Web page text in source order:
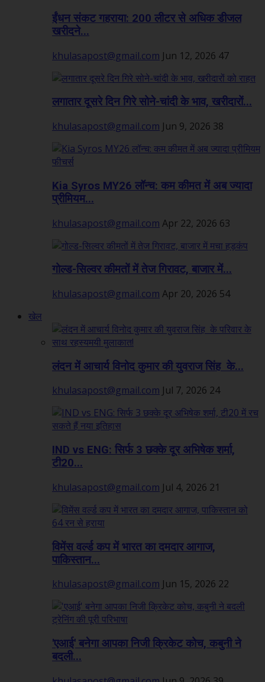
ईंधन संकट गहराया: 200 लीटर से अधिक डीजल
खरीदने...
khulasapost@gmail.com Jun 12, 2026 47
लगातार दूसरे दिन गिरे सोने-चांदी के भाव, खरीदारों...
khulasapost@gmail.com Jun 9, 2026 38
Kia Syros MY26 लॉन्च: कम कीमत में अब ज्यादा
प्रीमियम...
khulasapost@gmail.com Apr 22, 2026 63
गोल्ड-सिल्वर कीमतों में तेज गिरावट, बाजार में...
khulasapost@gmail.com Apr 20, 2026 54
खेल
लंदन में आचार्य विनोद कुमार की युवराज सिंह के...
khulasapost@gmail.com Jul 7, 2026 24
IND vs ENG: सिर्फ 3 छक्के दूर अभिषेक शर्मा,
टी20...
khulasapost@gmail.com Jul 4, 2026 21
विमेंस वर्ल्ड कप में भारत का दमदार आगाज,
पाकिस्तान...
khulasapost@gmail.com Jun 15, 2026 22
'एआई' बनेगा आपका निजी क्रिकेट कोच, कबुनी ने
बदली...